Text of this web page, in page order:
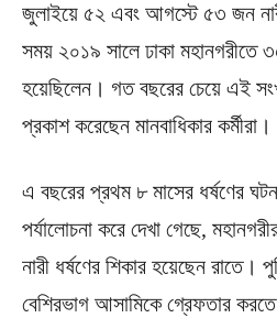
জুলাইয়ে ৫২ এবং আগস্টে ৫৩ জন
সময় ২০১৯ সালে ঢাকা মহানগরীতে
হয়েছিলেন। গত বছরের চেয়ে এই
প্রকাশ করেছেন মানবাধিকার কর্মীরা।
এ বছরের প্রথম ৮ মাসের ধর্ষণের
পর্যালোচনা করে দেখা গেছে,
নারী ধর্ষণের শিকার হয়েছেন
বেশিরভাগ আসামিকে গ্রেফতার